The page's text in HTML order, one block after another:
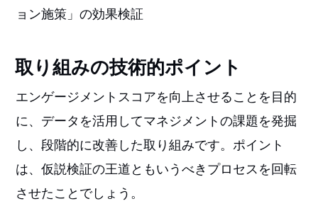
ョン施策」の効果検証
取り組みの技術的ポイント
エンゲージメントスコアを向上させることを目的
に、データを活用してマネジメントの課題を発掘
し、段階的に改善した取り組みです。ポイント
は、仮説検証の王道ともいうべきプロセスを回転
させたことでしょう。